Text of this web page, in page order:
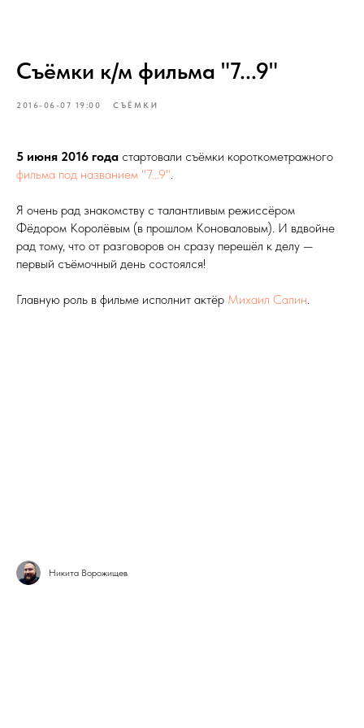
Съёмки к/м фильма "7...9"
2016-06-07 19:00 СЪЁМКИ
5 июня 2016 года стартовали съёмки короткометражного
фильма под названием "7...9".
Я очень рад знакомству с талантливым режиссёром
Фёдором Королёвым (в прошлом Коноваловым). И вдвойне
рад тому, что от разговоров он сразу перешёл к делу —
первый съёмочный день состоялся!
Главную роль в фильме исполнит актёр Михаил Салин.
Никита Ворожищев